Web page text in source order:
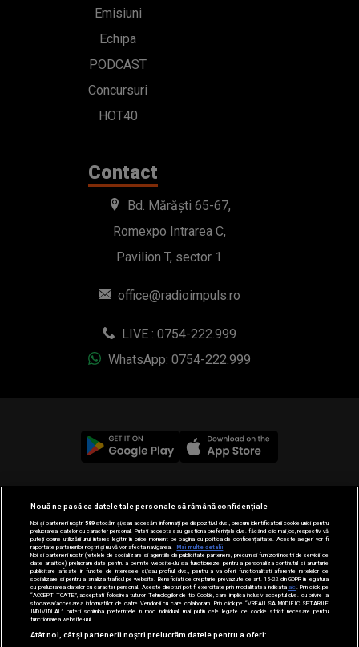
Emisiuni
Echipa
PODCAST
Concursuri
HOT40
Contact
Bd. Mărăști 65-67,
Romexpo Intrarea C,
Pavilion T, sector 1
office@radioimpuls.ro
LIVE : 0754-222.999
WhatsApp: 0754-222.999
© 2019-2026 DOGAN MEDIA INTERNATIONAL SA, Toate
drepturile rezervate.
Nouă ne pasă ca datele tale personale să rămână confidențiale
Noi și partenerii noștri589stocăm și/sau accesăm informații pe dispozitivul dvs., precum identificatorii cookie unici pentru
prelucrarea datelor cu caracter personal. Puteți accepta sau gestiona preferințele dvs. făcând clic mai jos, respectiv vă
puteți opune utilizării unui interes legitim în orice moment pe pagina cu politica de confidențialitate. Aceste alegeri vor fi
raportate partenerilor noștri și nu vă vor afecta navigarea.
Mai multe detalii
Noi si partenerii nostri (retelele de socializare si agentiile de publicitate partenere, precum si furnizorii nostri de servicii de
date analitice) prelucram date pentru a permite website-ului sa functioneze, pentru a personaliza continutul si anunturile
publicitare afisate in functie de interesele si/sau profilul dvs., pentru a va oferi functionalitati aferente retelelor de
socializare si pentru a analiza traficul pe website. Beneficiati de drepturile prevazute de art. 15-22 din GDPR in legatura
cu prelucrarea datelor cu caracter personal. Aceste drepturi pot fi exercitate prin modalitatea indicataaici . Prin click pe
“ACCEPT TOATE”, acceptati folosirea tuturor Tehnologiilor de tip Cookie, care implica inclusiv acceptul dvs. cu privire la
stocarea/accesarea informatiilor de catre Vendor-ii cu care colaboram. Prin click pe “VREAU SA MODIFIC SETARILE
INDIVIDUAL” puteti schimba preferintele in mod individual, mai putin cele legate de cookie strict necesare pentru
functionarea website-ului.
Atât noi, cât și partenerii noștri prelucrăm datele pentru a oferi: